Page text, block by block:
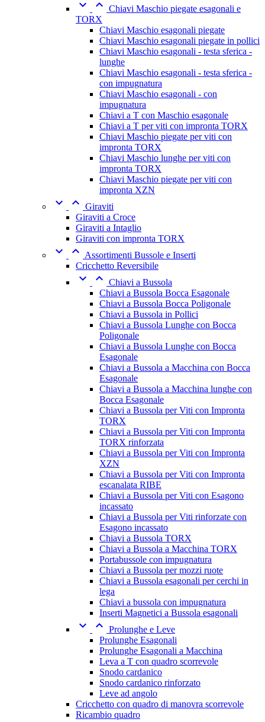
  Chiavi Maschio piegate esagonali e
TORX
Chiavi Maschio esagonali piegate
Chiavi Maschio esagonali piegate in pollici
Chiavi Maschio esagonali - testa sferica -
lunghe
Chiavi Maschio esagonali - testa sferica -
con impugnatura
Chiavi Maschio esagonali - con
impugnatura
Chiavi a T con Maschio esagonale
Chiavi a T per viti con impronta TORX
Chiavi Maschio piegate per viti con
impronta TORX
Chiavi Maschio lunghe per viti con
impronta TORX
Chiavi Maschio piegate per viti con
impronta XZN
  Giraviti
Giraviti a Croce
Giraviti a Intaglio
Giraviti con impronta TORX
  Assortimenti Bussole e Inserti
Cricchetto Reversibile
  Chiavi a Bussola
Chiavi a Bussola Bocca Esagonale
Chiavi a Bussola Bocca Poligonale
Chiavi a Bussola in Pollici
Chiavi a Bussola Lunghe con Bocca
Poligonale
Chiavi a Bussola Lunghe con Bocca
Esagonale
Chiavi a Bussola a Macchina con Bocca
Esagonale
Chiavi a Bussola a Macchina lunghe con
Bocca Esagonale
Chiavi a Bussola per Viti con Impronta
TORX
Chiavi a Bussola per Viti con Impronta
TORX rinforzata
Chiavi a Bussola per Viti con Impronta
XZN
Chiavi a Bussola per Viti con Impronta
escanalata RIBE
Chiavi a Bussola per Viti con Esagono
incassato
Chiavi a Bussola per Viti rinforzate con
Esagono incassato
Chiavi a Bussola TORX
Chiavi a Bussola a Macchina TORX
Portabussole con impugnatura
Chiavi a Bussola per mozzi ruote
Chiavi a Bussola esagonali per cerchi in
lega
Chiavi a bussola con impugnatura
Inserti Magnetici a Bussola esagonali
  Prolunghe e Leve
Prolunghe Esagonali
Prolunghe Esagonali a Macchina
Leva a T con quadro scorrevole
Snodo cardanico
Snodo cardanico rinforzato
Leve ad angolo
Cricchetto con quadro di manovra scorrevole
Ricambio quadro